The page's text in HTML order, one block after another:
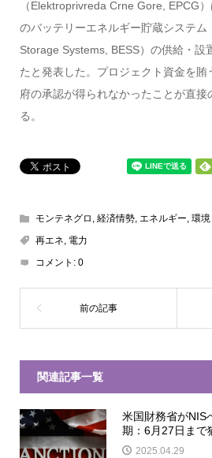
（Elektroprivreda Crne Gore, EPCG
のバッテリーエネルギー貯蔵システム
Storage Systems, BESS）の供給・設
たと発表した。プロジェクト資金を賄
府の承認が得られなかったことが直接
る。
モンテネグロ 経済情勢, エネルギー 環境
再エネ 電力
コメント: 0
関連記事一覧
米国財務省がNIS
期：6月27日まで
2025.04.29